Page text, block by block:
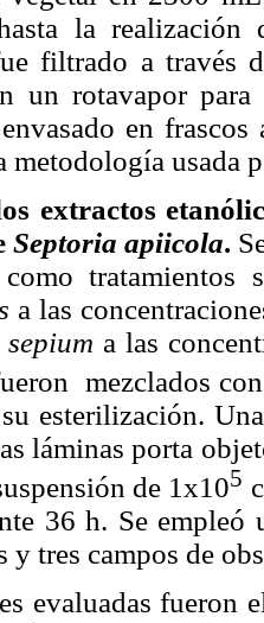
la
filtrado a
un rotavapor
en frascos
metodología usada
extractos
Septoria apiicola.
tratamientos
a las
a las
mezclados
esterilización.
láminas porta
de 1x105
36 h. Se empleó
y tres campos de
evaluadas fueron